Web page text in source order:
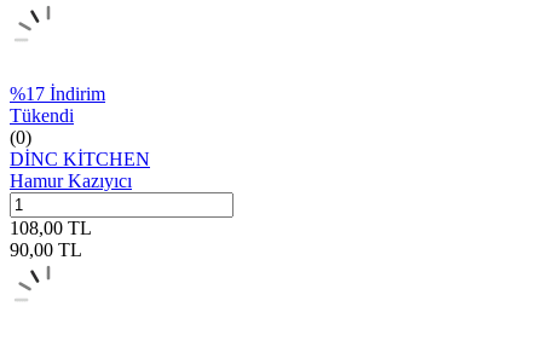
%17 İndirim
Tükendi
(0)
DİNC KİTCHEN
Hamur Kazıyıcı
108,00 TL
90,00 TL